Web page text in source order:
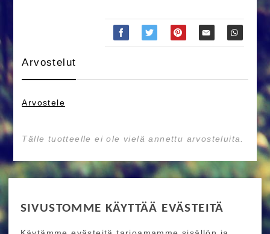
SIVUSTOMME KÄYTTÄÄ EVÄSTEITÄ
Arvostelut
Arvostele
Tälle tuotteelle ei ole vielä annettu arvosteluita.